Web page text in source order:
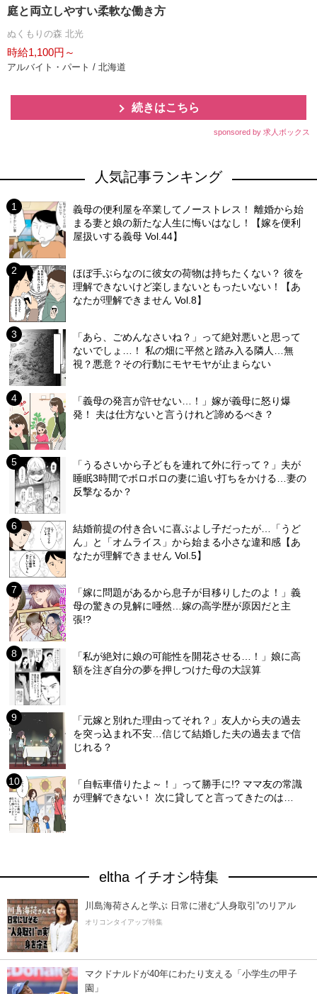
庭と両立しやすい柔軟な働き方
ぬくもりの森 北光
時給1,100円～
アルバイト・パート / 北海道
続きはこちら
sponsored by 求人ボックス
人気記事ランキング
義母の便利屋を卒業してノーストレス！ 離婚から始
まる妻と娘の新たな人生に悔いはなし！【嫁を便利
屋扱いする義母 Vol.44】
ほぼ手ぶらなのに彼女の荷物は持ちたくない？ 彼を
理解できないけど楽しまないともったいない！【あ
なたが理解できません Vol.8】
「あら、ごめんなさいね？」って絶対悪いと思って
ないでしょ…！ 私の畑に平然と踏み入る隣人…無
視？悪意？その行動にモヤモヤが止まらない
「義母の発言が許せない…！」嫁が義母に怒り爆
発！ 夫は仕方ないと言うけれど諦めるべき？
「うるさいから子どもを連れて外に行って？」夫が
睡眠3時間でボロボロの妻に追い打ちをかける…妻の
反撃なるか？
結婚前提の付き合いに喜ぶよし子だったが…「うど
ん」と「オムライス」から始まる小さな違和感【あ
なたが理解できません Vol.5】
「嫁に問題があるから息子が目移りしたのよ！」義
母の驚きの見解に唖然…嫁の高学歴が原因だと主
張!?
「私が絶対に娘の可能性を開花させる…！」娘に高
額を注ぎ自分の夢を押しつけた母の大誤算
「元嫁と別れた理由ってそれ？」友人から夫の過去
を突っ込まれ不安…信じて結婚した夫の過去まで信
じれる？
「自転車借りたよ～！」って勝手に!? ママ友の常識
が理解できない！ 次に貸してと言ってきたのは…
eltha イチオシ特集
川島海荷さんと学ぶ 日常に潜む“人身取引”のリアル
オリコンタイアップ特集
マクドナルドが40年にわたり支える「小学生の甲子
園」